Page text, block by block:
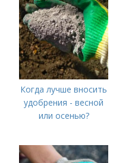
Когда лучше вносить
удобрения - весной
или осенью?